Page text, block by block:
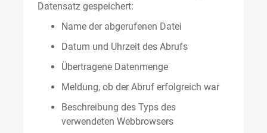
Datensatz gespeichert:
Name der abgerufenen Datei
Datum und Uhrzeit des Abrufs
Übertragene Datenmenge
Meldung, ob der Abruf erfolgreich war
Beschreibung des Typs des
verwendeten Webbrowsers